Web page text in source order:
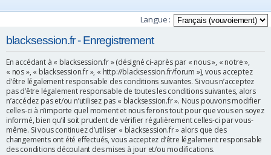
e
c
c
h
Langue :
blacksession.fr - Enregistrement
En accédant à « blacksession.fr » (désigné ci-après par « nous », « notre »,
« nos », « blacksession.fr », « http://blacksession.fr/forum »), vous acceptez
d’être légalement responsable des conditions suivantes. Si vous n’acceptez
pas d’être légalement responsable de toutes les conditions suivantes, alors
n’accédez pas et/ou n’utilisez pas « blacksession.fr ». Nous pouvons modifier
celles-ci à n’importe quel moment et nous ferons tout pour que vous en soyez
informé, bien qu’il soit prudent de vérifier régulièrement celles-ci par vous-
même. Si vous continuez d’utiliser « blacksession.fr » alors que des
changements ont été effectués, vous acceptez d’être légalement responsable
des conditions découlant des mises à jour et/ou modifications.